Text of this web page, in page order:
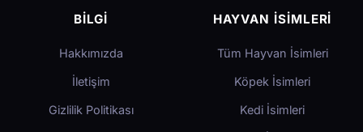
BILGI
Hakkımızda
İletişim
Gizlilik Politikası
HAYVAN İSIMLERI
Tüm Hayvan İsimleri
Köpek İsimleri
Kedi İsimleri